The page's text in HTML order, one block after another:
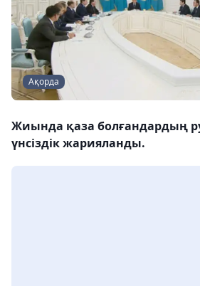
Ақорда
Жиында қаза болғандардың
үнсіздік жарияланды.